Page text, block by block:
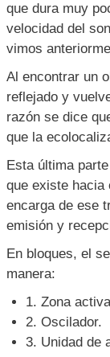
que dura muy
velocidad del
vimos
Al encontrar un
reflejado y
razón se dice
que la
Esta última
que existe hacia
encarga de ese
emisión y
En bloques, el
manera:
1. Zona
2. Oscilador.
3. Unidad de